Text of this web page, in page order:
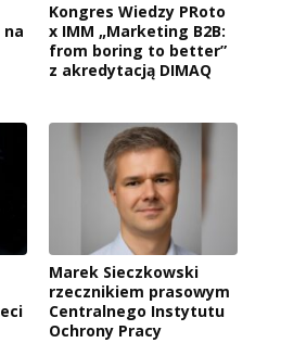
na
Kongres Wiedzy PRoto
x IMM „Marketing B2B:
from boring to better”
z akredytacją DIMAQ
Marek Sieczkowski
rzecznikiem prasowym
Centralnego Instytutu
Ochrony Pracy